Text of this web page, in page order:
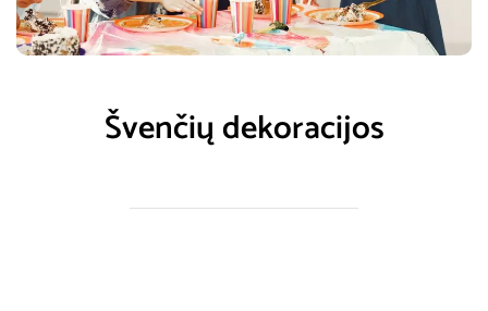
Švenčių dekoracijos